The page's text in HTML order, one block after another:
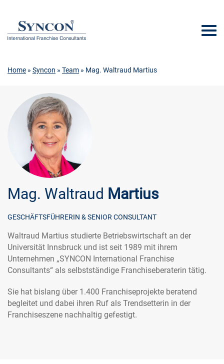
Home » Syncon » Team » Mag. Waltraud Martius
Mag. Waltraud Martius
GESCHÄFTSFÜHRERIN & SENIOR CONSULTANT
Waltraud Martius studierte Betriebswirtschaft an der
Universität Innsbruck und ist seit 1989 mit ihrem
Unternehmen „SYNCON International Franchise
Consultants“ als selbstständige Franchiseberaterin tätig.
Sie hat bislang über 1.400 Franchiseprojekte beratend
begleitet und dabei ihren Ruf als Trendsetterin in der
Franchiseszene nachhaltig gefestigt.